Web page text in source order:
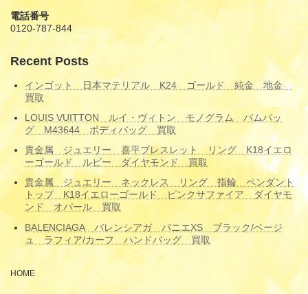
電話番号
0120-787-844
Recent Posts
インゴット 日本マテリアル K24 ゴールド 純金 地金
買取
LOUIS VUITTON ルイ・ヴィトン モノグラム バムバッ
グ M43644 ボディバッグ 買取
貴金属 ジュエリー 喜平ブレスレット リング K18イエロ
ーゴールド ルビー ダイヤモンド 買取
貴金属 ジュエリー ネックレス リング 指輪 ペンダント
トップ K18イエローゴールド ピンクサファイア ダイヤモ
ンド オパール 買取
BALENCIAGA バレンシアガ パニエXS ブラック/ベージ
ュ ラフィア/カーフ ハンドバッグ 買取
HOME